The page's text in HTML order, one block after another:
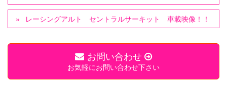
レーシングアルト セントラルサーキット 車載映像！！
お問い合わせ
お気軽にお問い合わせ下さい